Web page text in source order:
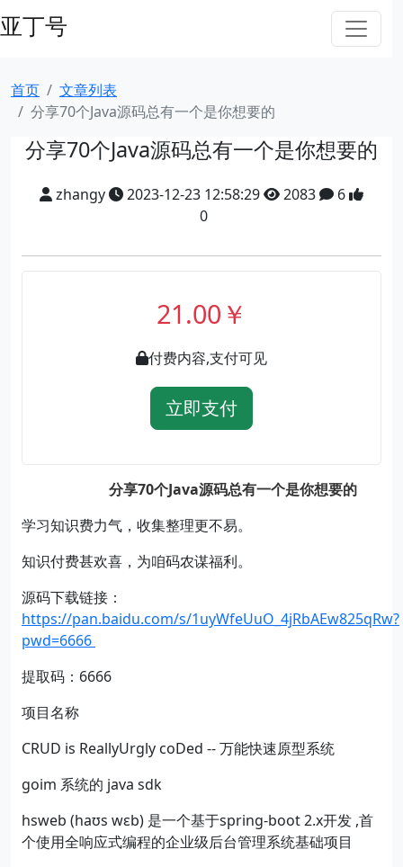
亚丁号
首页
文章列表
分享70个Java源码总有一个是你想要的
分享70个Java源码总有一个是你想要的
zhangy 2023-12-23 12:58:29 2083
6
0
21.00￥
付费内容,支付可见
立即支付
分享70个Java源码总有一个是你想要的
学习知识费力气，收集整理更不易。
知识付费甚欢喜，为咱码农谋福利。
源码下载链接：
https://pan.baidu.com/s/1uyWfeUuO_4jRbAEw825qRw?
pwd=6666
提取码：6666
项目名称
CRUD is ReallyUrgly coDed -- 万能快速原型系统
goim 系统的 java sdk
hsweb (haʊs wɛb) 是一个基于spring-boot 2.x开发 ,首
个使用全响应式编程的企业级后台管理系统基础项目